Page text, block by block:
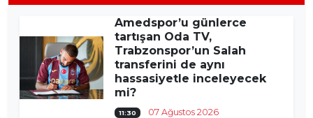
Amedspor’u günlerce
tartışan Oda TV,
Trabzonspor’un Salah
transferini de aynı
hassasiyetle inceleyecek
mi?
11:30 07 Ağustos 2026